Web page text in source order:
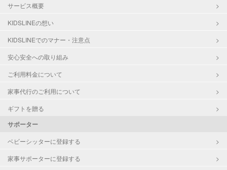
学校/塾の補習・宿題
対応科目
サービス概要
KIDSLINEの想い
KIDSLINEでのマナー・注意点
安心安全への取り組み
ご利用料金について
家事代行のご利用について
ギフトを贈る
サポーター
ベビーシッターに登録する
家事サポーターに登録する